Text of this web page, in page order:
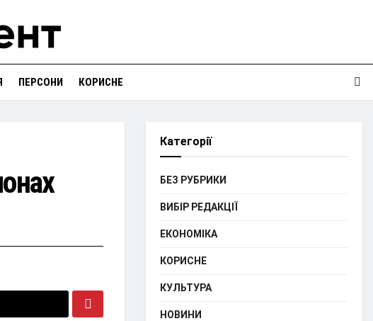
ПЕРСОНИ КОРИСНЕ
Категорії
БЕЗ РУБРИКИ
ВИБІР РЕДАКЦІЇ
ЕКОНОМІКА
КОРИСНЕ
КУЛЬТУРА
НОВИНИ